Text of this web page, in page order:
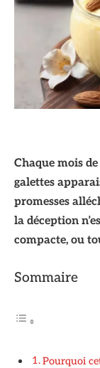
Chaque mois
galettes
promesses
la déception
compacte, ou
Sommaire
Pourquoi